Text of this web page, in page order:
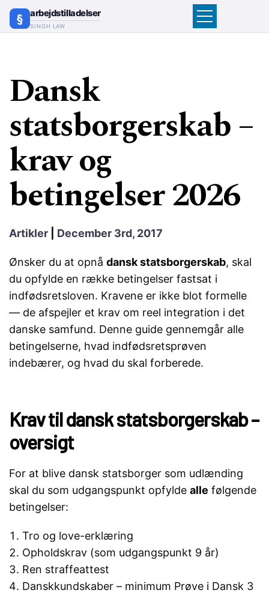
arbejdstilladelser
SINGH LAW
Dansk
statsborgerskab –
krav og
betingelser 2026
Artikler December 3rd, 2017
Ønsker du at opnå dansk statsborgerskab, skal
du opfylde en række betingelser fastsat i
indfødsretsloven. Kravene er ikke blot formelle
— de afspejler et krav om reel integration i det
danske samfund. Denne guide gennemgår alle
betingelserne, hvad indfødsretsprøven
indebærer, og hvad du skal forberede.
Krav til dansk statsborgerskab –
oversigt
For at blive dansk statsborger som udlænding
skal du som udgangspunkt opfylde alle følgende
betingelser:
Tro og love-erklæring
Opholdskrav (som udgangspunkt 9 år)
Ren straffeattest
Danskkundskaber – minimum Prøve i Dansk 3